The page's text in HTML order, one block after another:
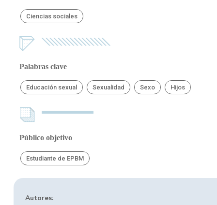
Ciencias sociales
Palabras clave
Educación sexual Sexualidad Sexo Hijos
Público objetivo
Estudiante de EPBM
Autores: